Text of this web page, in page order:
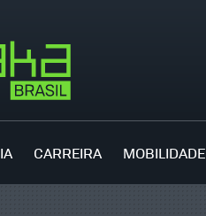
CARREIRA MOBILIDADE